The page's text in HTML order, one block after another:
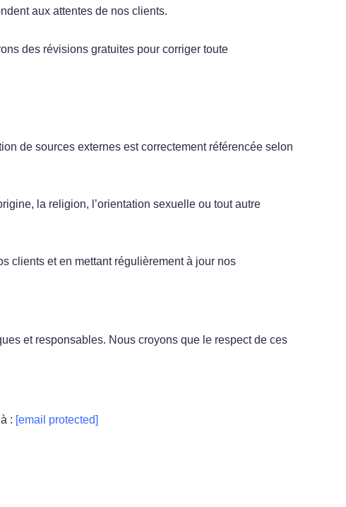
aux attentes de nos clients.
des révisions gratuites pour corriger toute
de sources externes est correctement référencée selon
la religion, l’orientation sexuelle ou tout autre
clients et en mettant régulièrement à jour nos
et responsables. Nous croyons que le respect de ces
: [email protected]